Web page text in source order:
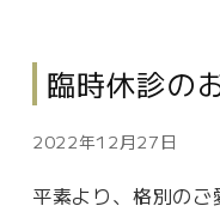
臨時休診の
2022年12月27日
平素より、格別の